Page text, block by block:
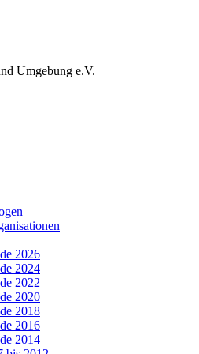
Umgebung e.V.
2026
2024
2022
2020
2018
2016
2014